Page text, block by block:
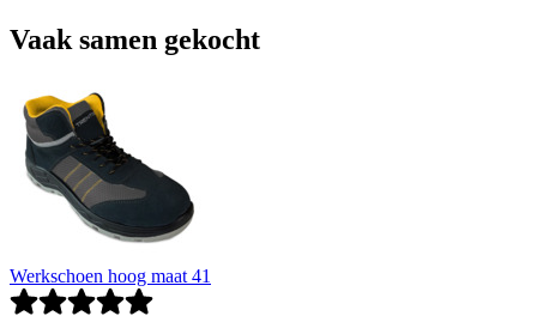
Vaak samen gekocht
Werkschoen hoog maat 41